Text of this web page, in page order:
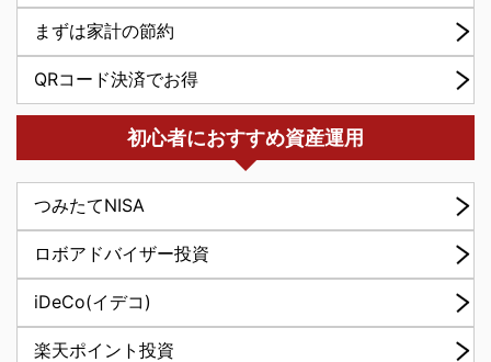
まずは家計の節約
QRコード決済でお得
初心者におすすめ資産運用
つみたてNISA
ロボアドバイザー投資
iDeCo(イデコ)
楽天ポイント投資